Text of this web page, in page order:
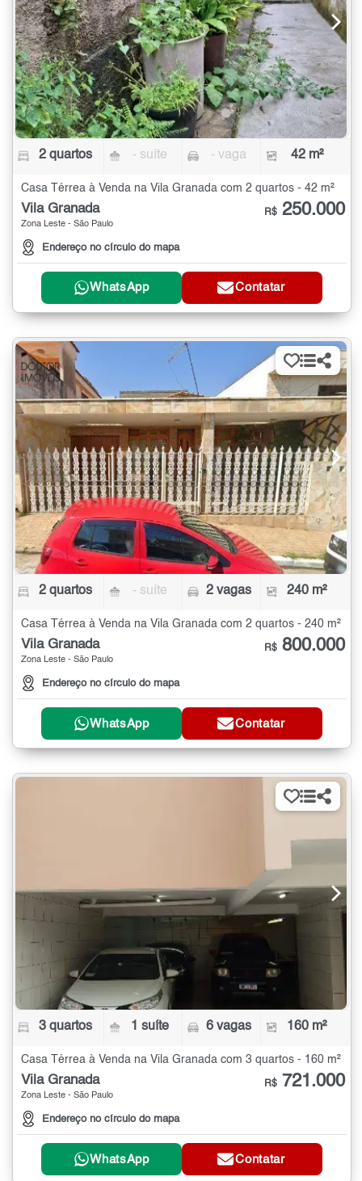
2 quartos - suíte - vaga 42 m²
Casa Térrea à Venda na Vila Granada com 2 quartos - 42 m²
Vila Granada
Zona Leste - São Paulo
Endereço no círculo do mapa
R$ 250.000
WhatsApp Contatar
2 quartos - suíte 2 vagas 240 m²
Casa Térrea à Venda na Vila Granada com 2 quartos - 240 m²
Vila Granada
Zona Leste - São Paulo
Endereço no círculo do mapa
R$ 800.000
WhatsApp Contatar
3 quartos 1 suíte 6 vagas 160 m²
Casa Térrea à Venda na Vila Granada com 3 quartos - 160 m²
Vila Granada
Zona Leste - São Paulo
Endereço no círculo do mapa
R$ 721.000
WhatsApp Contatar